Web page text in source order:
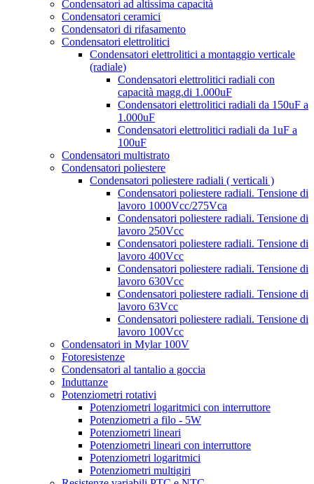
Condensatori ad altissima capacità
Condensatori ceramici
Condensatori di rifasamento
Condensatori elettrolitici
Condensatori elettrolitici a montaggio verticale
(radiale)
Condensatori elettrolitici radiali con
capacità magg.di 1.000uF
Condensatori elettrolitici radiali da 150uF a
1.000uF
Condensatori elettrolitici radiali da 1uF a
100uF
Condensatori multistrato
Condensatori poliestere
Condensatori poliestere radiali ( verticali )
Condensatori poliestere radiali. Tensione di
lavoro 1000Vcc/275Vca
Condensatori poliestere radiali. Tensione di
lavoro 250Vcc
Condensatori poliestere radiali. Tensione di
lavoro 400Vcc
Condensatori poliestere radiali. Tensione di
lavoro 630Vcc
Condensatori poliestere radiali. Tensione di
lavoro 63Vcc
Condensatori poliestere radiali. Tensione di
lavoro 100Vcc
Condensatori in Mylar 100V
Fotoresistenze
Condensatori al tantalio a goccia
Induttanze
Potenziometri rotativi
Potenziometri logaritmici con interruttore
Potenziometri a filo - 5W
Potenziometri lineari
Potenziometri lineari con interruttore
Potenziometri logaritmici
Potenziometri multigiri